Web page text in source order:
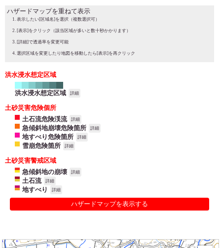
ハザードマップを重ねて表示
表示したい[区域名]を選択（複数選択可）
[表示]をクリック（該当区域が多いと数十秒かかります）
[詳細]で透過率を変更可能
選択区域を変更したり地図を移動したら[表示]を再クリック
洪水浸水想定区域
洪水浸水想定区域 詳細
土砂災害危険個所
土石流危険渓流
詳細
急傾斜地崩壊危険箇所 詳細
地すべり危険箇所 詳細
雪崩危険箇所 詳細
土砂災害警戒区域
急傾斜地の崩壊
詳細
土石流 詳細
地すべり 詳細
ハザードマップを表示する